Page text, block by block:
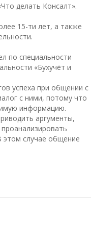
делать Консалт».
15-ти лет, а также
по специальности
«Бухучёт и
успеха при общении с
с ними, потому что
информацию.
аргументы,
случае общение